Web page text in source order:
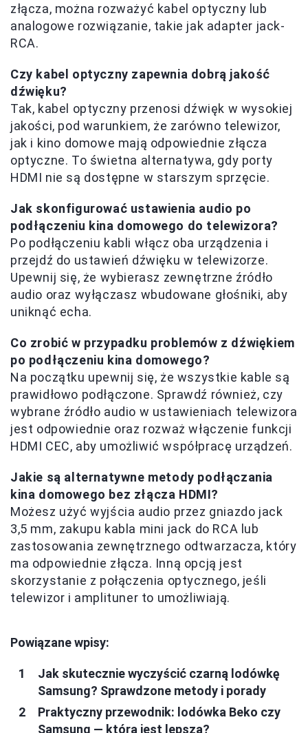
złącza, można rozważyć kabel optyczny lub
analogowe rozwiązanie, takie jak adapter jack-
RCA.
Czy kabel optyczny zapewnia dobrą jakość
dźwięku?
Tak, kabel optyczny przenosi dźwięk w wysokiej
jakości, pod warunkiem, że zarówno telewizor,
jak i kino domowe mają odpowiednie złącza
optyczne. To świetna alternatywa, gdy porty
HDMI nie są dostępne w starszym sprzęcie.
Jak skonfigurować ustawienia audio po
podłączeniu kina domowego do telewizora?
Po podłączeniu kabli włącz oba urządzenia i
przejdź do ustawień dźwięku w telewizorze.
Upewnij się, że wybierasz zewnętrzne źródło
audio oraz wyłączasz wbudowane głośniki, aby
uniknąć echa.
Co zrobić w przypadku problemów z dźwiękiem
po podłączeniu kina domowego?
Na początku upewnij się, że wszystkie kable są
prawidłowo podłączone. Sprawdź również, czy
wybrane źródło audio w ustawieniach telewizora
jest odpowiednie oraz rozważ włączenie funkcji
HDMI CEC, aby umożliwić współpracę urządzeń.
Jakie są alternatywne metody podłączania
kina domowego bez złącza HDMI?
Możesz użyć wyjścia audio przez gniazdo jack
3,5 mm, zakupu kabla mini jack do RCA lub
zastosowania zewnętrznego odtwarzacza, który
ma odpowiednie złącza. Inną opcją jest
skorzystanie z połączenia optycznego, jeśli
telewizor i amplituner to umożliwiają.
Powiązane wpisy:
Jak skutecznie wyczyścić czarną lodówkę
Samsung? Sprawdzone metody i porady
Praktyczny przewodnik: lodówka Beko czy
Samsung — która jest lepsza?